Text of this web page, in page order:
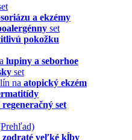
a ekzémy
set
pokožku
lupiny a seborhoe
set
na atopický ekzém
regeneračný set
zodraté veľké kĺby